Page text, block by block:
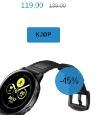
Tilbud
119,00 139,00Rabatt
KJØP
-45%